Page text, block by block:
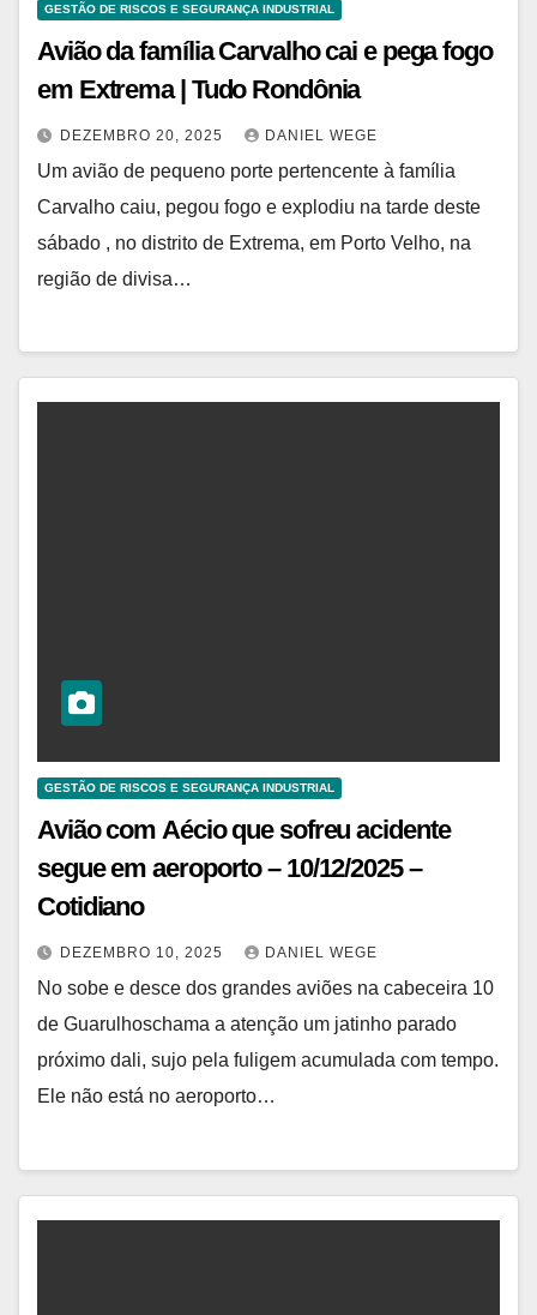
GESTÃO DE RISCOS E SEGURANÇA INDUSTRIAL
Avião da família Carvalho cai e pega fogo
em Extrema | Tudo Rondônia
DEZEMBRO 20, 2025 DANIEL WEGE
Um avião de pequeno porte pertencente à família
Carvalho caiu, pegou fogo e explodiu na tarde deste
sábado , no distrito de Extrema, em Porto Velho, na
região de divisa…
GESTÃO DE RISCOS E SEGURANÇA INDUSTRIAL
Avião com Aécio que sofreu acidente
segue em aeroporto – 10/12/2025 –
Cotidiano
DEZEMBRO 10, 2025 DANIEL WEGE
No sobe e desce dos grandes aviões na cabeceira 10
de Guarulhoschama a atenção um jatinho parado
próximo dali, sujo pela fuligem acumulada com tempo.
Ele não está no aeroporto…